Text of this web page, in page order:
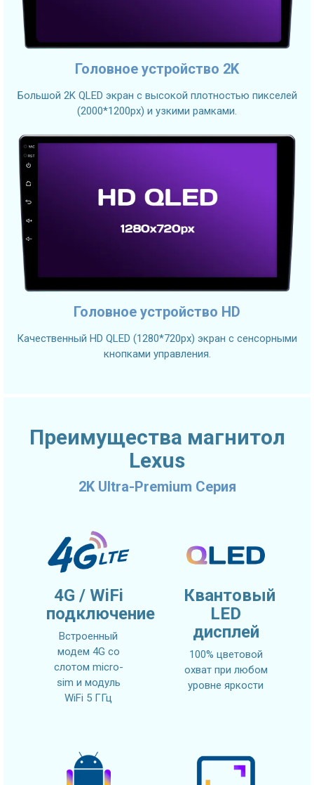
Головное устройство 2K
Большой 2K QLED экран с высокой плотностью пикселей
(2000*1200px) и узкими рамками.
Головное устройство HD
Качественный HD QLED (1280*720px) экран с сенсорными
кнопками управления.
Преимущества магнитол
Lexus
2K Ultra-Premium Серия
4G / WiFi
подключение
Встроенный
модем 4G со
слотом micro-
sim и модуль
WiFi 5 ГГц
Квантовый
LED
дисплей
100% цветовой
охват при любом
уровне яркости